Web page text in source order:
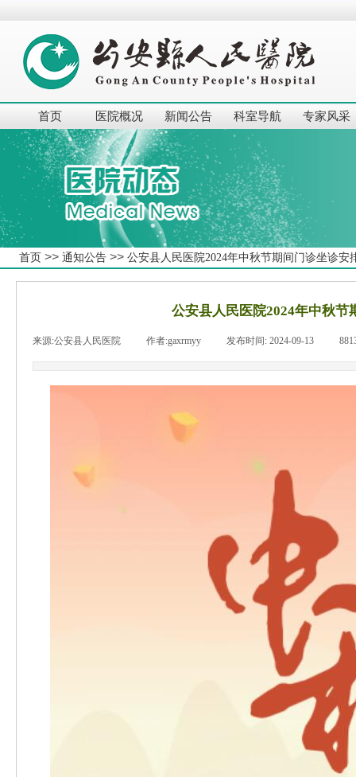
首页 医院概况 新闻公告 科室导航 专家风采
首页 >> 通知公告 >> 公安县人民医院2024年中秋节期间门诊坐诊安
公安县人民医院2024年中秋节
来源:公安县人民医院 作者:gaxrmyy 发布时间: 2024-09-13